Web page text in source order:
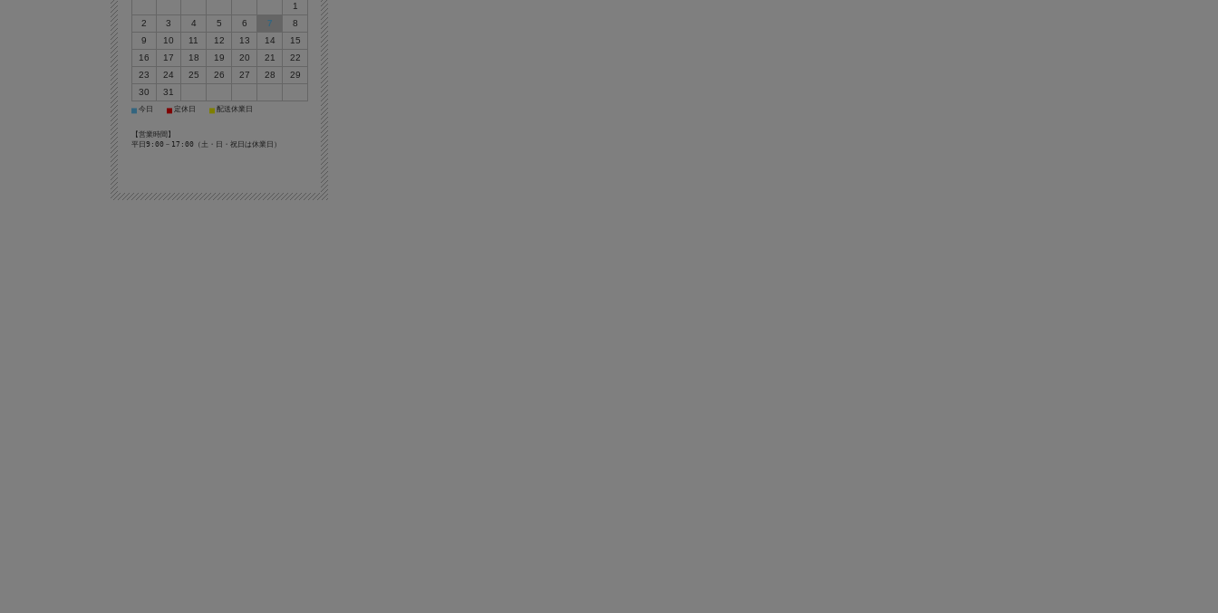
1
2
3 4 5 6 7
8
9
10 11 12 13 14
15
16
17 18 19 20 21
22
23
24 25 26 27 28
29
30
31
■ 今日 ■ 定休日 ■ 配送休業日
【営業時間】
平日9:00－17:00（土・日・祝日は休業日）